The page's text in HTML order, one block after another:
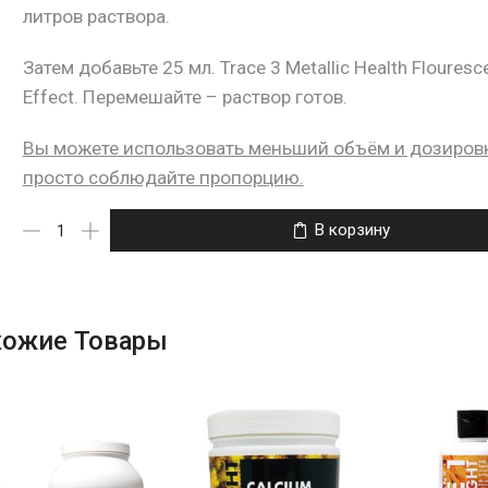
литров раствора.
Затем добавьте 25 мл. Trace 3 Metallic Health
Effect. Перемешайте – раствор готов.
Вы можете использовать меньший объём и
просто соблюдайте пропорцию.
В корзину
Товары